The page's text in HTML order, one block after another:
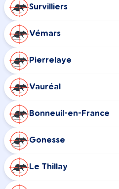
Survilliers
Vémars
Pierrelaye
Vauréal
Bonneuil-en-France
Gonesse
Le Thillay